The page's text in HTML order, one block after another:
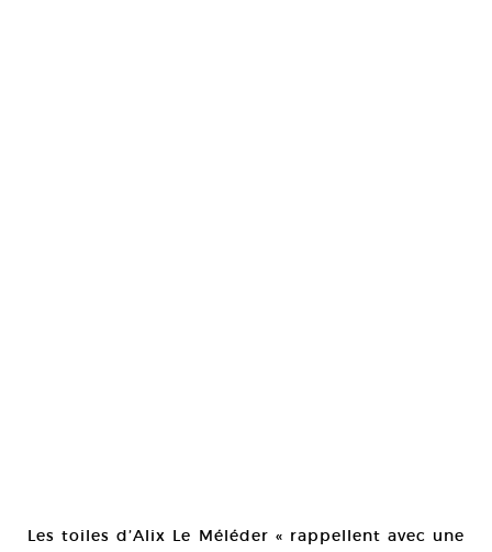
Les toiles d’Alix Le Méléder « rappellent avec une